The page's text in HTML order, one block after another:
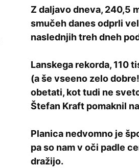
Z daljavo dneva, 240,5
smučeh danes odprli
naslednjih treh dneh
Lanskega rekorda, 110
(a še vseeno zelo
obetati, kot tudi ne
Štefan Kraft pomaknil
Planica nedvomno je
pa so nam v oči padle
dražijo.